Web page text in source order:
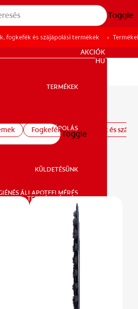
Toggle
SZÁJÁPOLÁS
KÜLDETÉSÜNK
SZÁJHIGIÉNÉS ÁLLAPOTFELMÉRÉS
TERMÉKAJÁNLÁS
SZAKEMBEREK SZÁMÁRA
SZAKEMBEREK SZÁMÁRA
AKCIÓK
HU
TERMÉKEK
SZÁJÁPOLÁS
KÜLDETÉSÜNK
ÁLLAPOTFELMÉRÉS
TERMÉKAJÁNLÁS
Toggle
fogkefék és szájápolási termékek
Fogkefék Szájvizek és